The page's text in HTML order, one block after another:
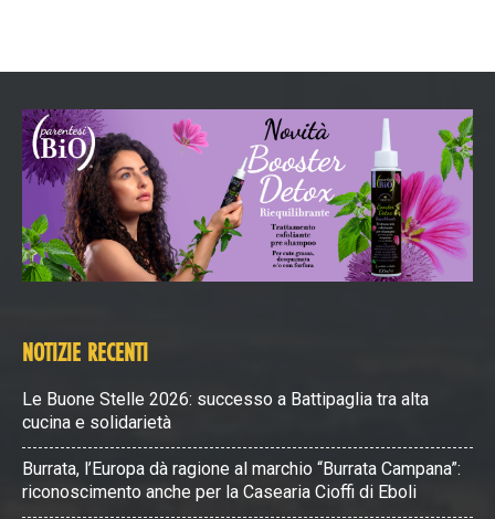
NOTIZIE RECENTI
Le Buone Stelle 2026: successo a Battipaglia tra alta
cucina e solidarietà
Burrata, l’Europa dà ragione al marchio “Burrata Campana”:
riconoscimento anche per la Casearia Cioffi di Eboli